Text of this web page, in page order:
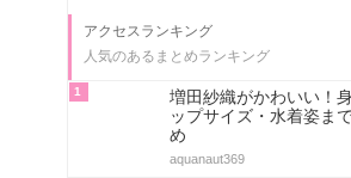
アクセスランキング
人気のあるまとめランキング
1
増田紗織がかわいい！
ップサイズ・水着姿ま
め
aquanaut369